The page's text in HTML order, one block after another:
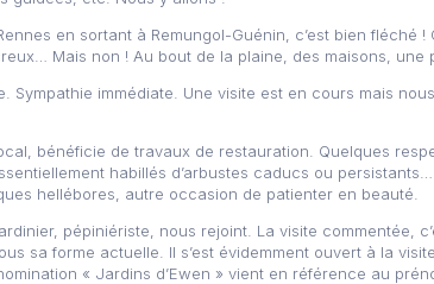
en sortant à Remungol-Guénin, c’est bien
Mais non ! Au bout de la plaine, des maisons, une
Sympathie immédiate. Une visite est en cours mais
bénéficie de travaux de restauration. Quelques
habillés d’arbustes caducs ou
hellébores, autre occasion de patienter en beauté.
pépiniériste, nous rejoint. La visite commentée,
sa forme actuelle. Il s’est évidemment ouvert à la
« Jardins d’Ewen » vient en référence au